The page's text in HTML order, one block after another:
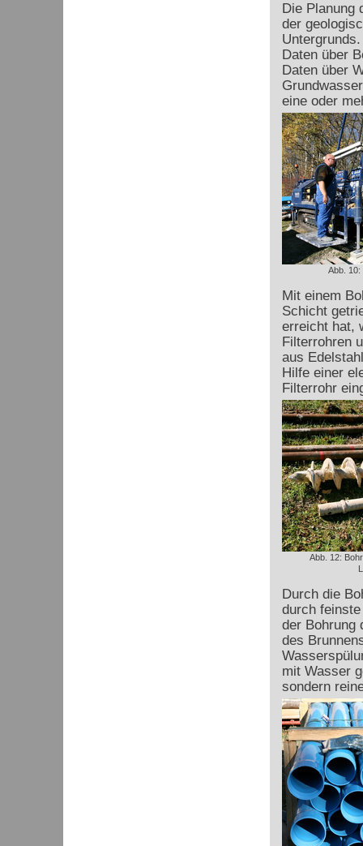
Die Planung
der
Daten über
Daten über
eine oder
Abb. 10:
Mit einem
Schicht
erreicht hat,
Filterrohren
aus
Hilfe einer
Filterrohr
Abb. 12:
Durch die
durch
der Bohrung
des
mit Wasser
sondern